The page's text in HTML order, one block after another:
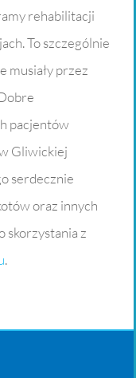
rehabilitacji
To szczególnie
musiały przez
pacjentów
Gliwickiej
serdecznie
oraz innych
skorzystania z
.